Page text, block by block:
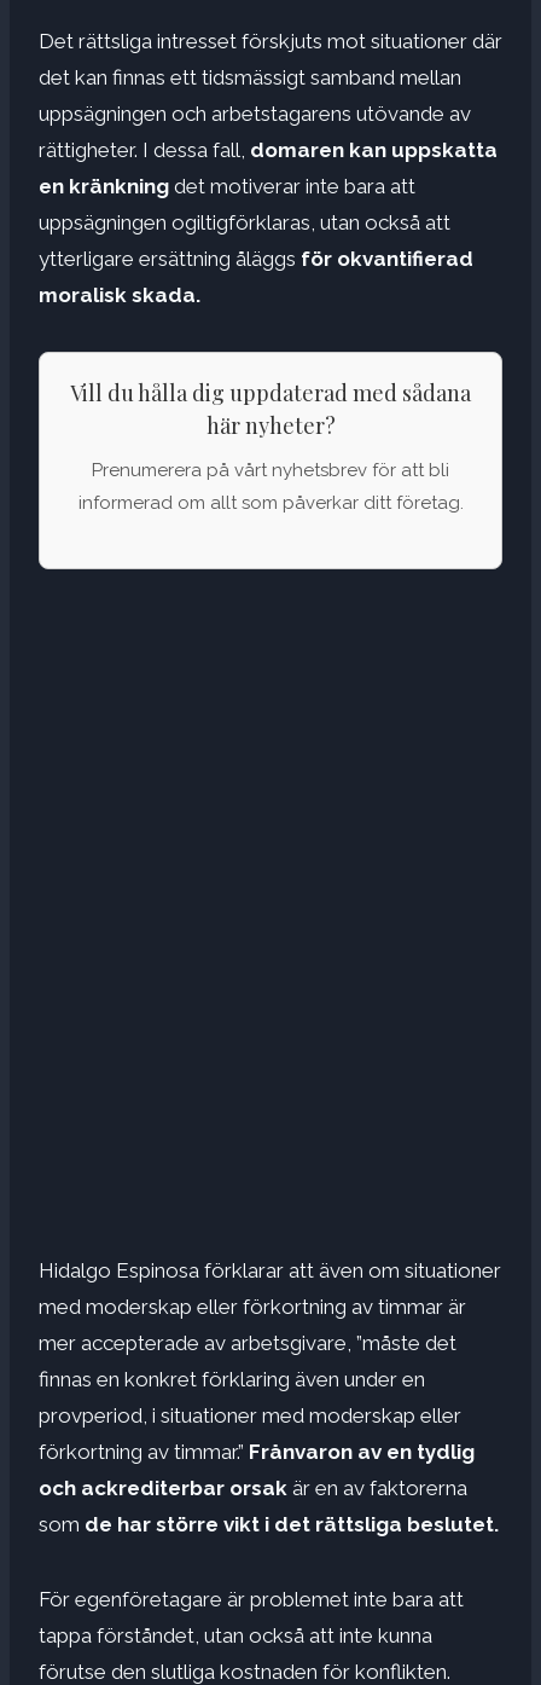
Det rättsliga intresset förskjuts mot situationer där
det kan finnas ett tidsmässigt samband mellan
uppsägningen och arbetstagarens utövande av
rättigheter. I dessa fall, domaren kan uppskatta
en kränkning det motiverar inte bara att
uppsägningen ogiltigförklaras, utan också att
ytterligare ersättning åläggs för okvantifierad
moralisk skada.
Vill du hålla dig uppdaterad med sådana
här nyheter?
Prenumerera på vårt nyhetsbrev för att bli
informerad om allt som påverkar ditt företag.
Hidalgo Espinosa förklarar att även om situationer
med moderskap eller förkortning av timmar är
mer accepterade av arbetsgivare, ”måste det
finnas en konkret förklaring även under en
provperiod, i situationer med moderskap eller
förkortning av timmar.” Frånvaron av en tydlig
och ackrediterbar orsak är en av faktorerna
som de har större vikt i det rättsliga beslutet.
För egenföretagare är problemet inte bara att
tappa förståndet, utan också att inte kunna
förutse den slutliga kostnaden för konflikten.